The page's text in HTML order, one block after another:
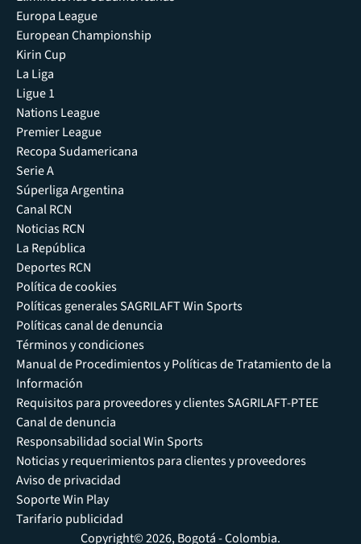
Europa League
European Championship
Kirin Cup
La Liga
Ligue 1
Nations League
Premier League
Recopa Sudamericana
Serie A
Súperliga Argentina
Canal RCN
Noticias RCN
La República
Deportes RCN
Política de cookies
Políticas generales SAGRILAFT Win Sports
Políticas canal de denuncia
Términos y condiciones
Manual de Procedimientos y Políticas de Tratamiento de la
Información
Requisitos para proveedores y clientes SAGRILAFT-PTEE
Canal de denuncia
Responsabilidad social Win Sports
Noticias y requerimientos para clientes y proveedores
Aviso de privacidad
Soporte Win Play
Tarifario publicidad
Copyright© 2026, Bogotá - Colombia.